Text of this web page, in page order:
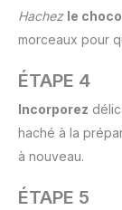
Hachez le
morceaux pour
ÉTAPE 4
Incorporez
haché à la
à nouveau.
ÉTAPE 5